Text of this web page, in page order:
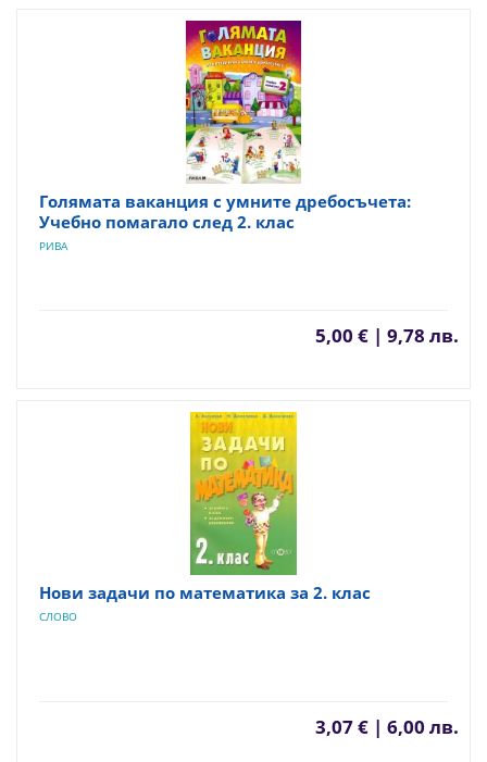
Голямата ваканция с умните дребосъчета:
Учебно помагало след 2. клас
РИВА
5,00 € | 9,78 лв.
Нови задачи по математика за 2. клас
СЛОВО
3,07 € | 6,00 лв.